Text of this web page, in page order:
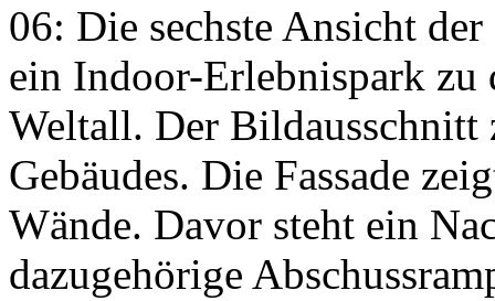
06: Die sechste Ansicht
ein Indoor-Erlebnispark zu
Weltall. Der Bildausschnitt
Gebäudes. Die Fassade
Wände. Davor steht ein
dazugehörige